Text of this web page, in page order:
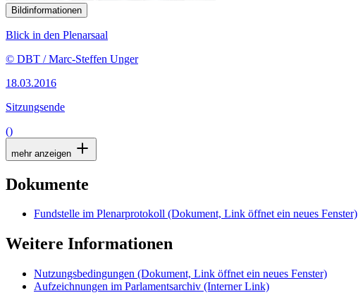
Bildinformationen
Blick in den Plenarsaal
© DBT / Marc-Steffen Unger
18.03.2016
Sitzungsende
()
mehr anzeigen
Dokumente
Fundstelle im Plenarprotokoll (Dokument, Link öffnet ein neues Fenster)
Weitere Informationen
Nutzungsbedingungen (Dokument, Link öffnet ein neues Fenster)
Aufzeichnungen im Parlamentsarchiv (Interner Link)